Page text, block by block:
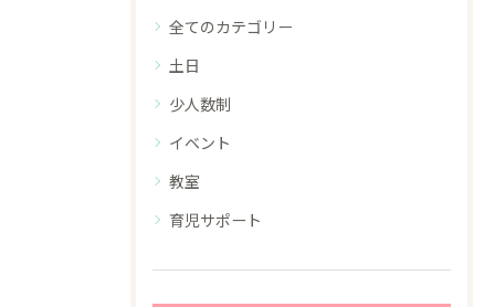
全てのカテゴリー
土日
少人数制
イベント
教室
育児サポート